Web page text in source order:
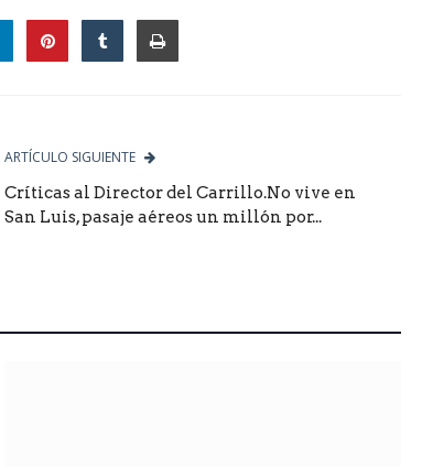
ARTÍCULO SIGUIENTE
Críticas al Director del Carrillo.No vive en
San Luis, pasaje aéreos un millón por...